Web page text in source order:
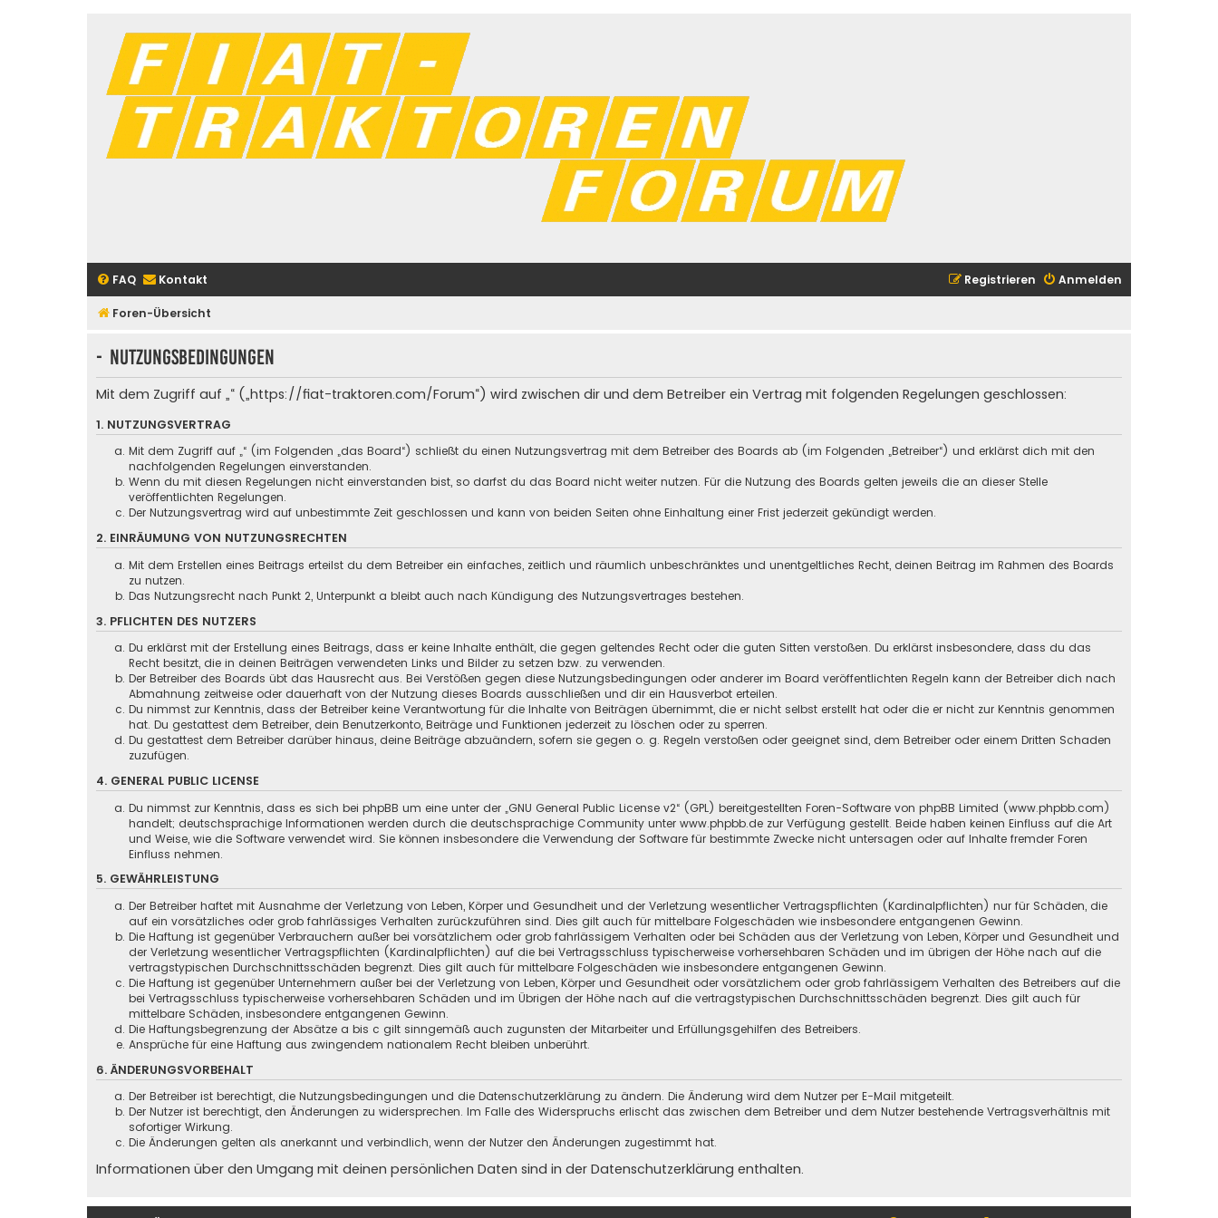
FAQ Kontakt Anmelden
Registrieren
Foren-Übersicht
- Nutzungsbedingungen
Mit dem Zugriff auf „“ („https://fiat-traktoren.com/Forum“) wird zwischen dir und dem Betreiber ein Vertrag mit folgenden Regelungen geschlossen:
1. NUTZUNGSVERTRAG
Mit dem Zugriff auf „“ (im Folgenden „das Board“) schließt du einen Nutzungsvertrag mit dem Betreiber des Boards ab (im Folgenden „Betreiber“) und erklärst dich mit den
nachfolgenden Regelungen einverstanden.
Wenn du mit diesen Regelungen nicht einverstanden bist, so darfst du das Board nicht weiter nutzen. Für die Nutzung des Boards gelten jeweils die an dieser Stelle
veröffentlichten Regelungen.
Der Nutzungsvertrag wird auf unbestimmte Zeit geschlossen und kann von beiden Seiten ohne Einhaltung einer Frist jederzeit gekündigt werden.
2. EINRÄUMUNG VON NUTZUNGSRECHTEN
Mit dem Erstellen eines Beitrags erteilst du dem Betreiber ein einfaches, zeitlich und räumlich unbeschränktes und unentgeltliches Recht, deinen Beitrag im Rahmen des Boards
zu nutzen.
Das Nutzungsrecht nach Punkt 2, Unterpunkt a bleibt auch nach Kündigung des Nutzungsvertrages bestehen.
3. PFLICHTEN DES NUTZERS
Du erklärst mit der Erstellung eines Beitrags, dass er keine Inhalte enthält, die gegen geltendes Recht oder die guten Sitten verstoßen. Du erklärst insbesondere, dass du das
Recht besitzt, die in deinen Beiträgen verwendeten Links und Bilder zu setzen bzw. zu verwenden.
Der Betreiber des Boards übt das Hausrecht aus. Bei Verstößen gegen diese Nutzungsbedingungen oder anderer im Board veröffentlichten Regeln kann der Betreiber dich nach
Abmahnung zeitweise oder dauerhaft von der Nutzung dieses Boards ausschließen und dir ein Hausverbot erteilen.
Du nimmst zur Kenntnis, dass der Betreiber keine Verantwortung für die Inhalte von Beiträgen übernimmt, die er nicht selbst erstellt hat oder die er nicht zur Kenntnis genommen
hat. Du gestattest dem Betreiber, dein Benutzerkonto, Beiträge und Funktionen jederzeit zu löschen oder zu sperren.
Du gestattest dem Betreiber darüber hinaus, deine Beiträge abzuändern, sofern sie gegen o. g. Regeln verstoßen oder geeignet sind, dem Betreiber oder einem Dritten Schaden
zuzufügen.
4. GENERAL PUBLIC LICENSE
Du nimmst zur Kenntnis, dass es sich bei phpBB um eine unter der „GNU General Public License v2“ (GPL) bereitgestellten Foren-Software von phpBB Limited (www.phpbb.com)
handelt; deutschsprachige Informationen werden durch die deutschsprachige Community unter www.phpbb.de zur Verfügung gestellt. Beide haben keinen Einfluss auf die Art
und Weise, wie die Software verwendet wird. Sie können insbesondere die Verwendung der Software für bestimmte Zwecke nicht untersagen oder auf Inhalte fremder Foren
Einfluss nehmen.
5. GEWÄHRLEISTUNG
Der Betreiber haftet mit Ausnahme der Verletzung von Leben, Körper und Gesundheit und der Verletzung wesentlicher Vertragspflichten (Kardinalpflichten) nur für Schäden, die
auf ein vorsätzliches oder grob fahrlässiges Verhalten zurückzuführen sind. Dies gilt auch für mittelbare Folgeschäden wie insbesondere entgangenen Gewinn.
Die Haftung ist gegenüber Verbrauchern außer bei vorsätzlichem oder grob fahrlässigem Verhalten oder bei Schäden aus der Verletzung von Leben, Körper und Gesundheit und
der Verletzung wesentlicher Vertragspflichten (Kardinalpflichten) auf die bei Vertragsschluss typischerweise vorhersehbaren Schäden und im übrigen der Höhe nach auf die
vertragstypischen Durchschnittsschäden begrenzt. Dies gilt auch für mittelbare Folgeschäden wie insbesondere entgangenen Gewinn.
Die Haftung ist gegenüber Unternehmern außer bei der Verletzung von Leben, Körper und Gesundheit oder vorsätzlichem oder grob fahrlässigem Verhalten des Betreibers auf die
bei Vertragsschluss typischerweise vorhersehbaren Schäden und im Übrigen der Höhe nach auf die vertragstypischen Durchschnittsschäden begrenzt. Dies gilt auch für
mittelbare Schäden, insbesondere entgangenen Gewinn.
Die Haftungsbegrenzung der Absätze a bis c gilt sinngemäß auch zugunsten der Mitarbeiter und Erfüllungsgehilfen des Betreibers.
Ansprüche für eine Haftung aus zwingendem nationalem Recht bleiben unberührt.
6. ÄNDERUNGSVORBEHALT
Der Betreiber ist berechtigt, die Nutzungsbedingungen und die Datenschutzerklärung zu ändern. Die Änderung wird dem Nutzer per E-Mail mitgeteilt.
Der Nutzer ist berechtigt, den Änderungen zu widersprechen. Im Falle des Widerspruchs erlischt das zwischen dem Betreiber und dem Nutzer bestehende Vertragsverhältnis mit
sofortiger Wirkung.
Die Änderungen gelten als anerkannt und verbindlich, wenn der Nutzer den Änderungen zugestimmt hat.
Informationen über den Umgang mit deinen persönlichen Daten sind in der Datenschutzerklärung enthalten.